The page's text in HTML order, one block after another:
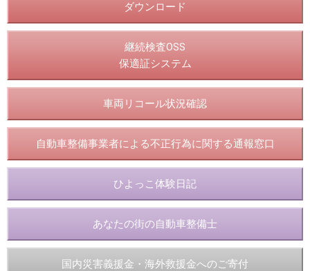
ダウンロード
継続検査OSS
保適証システム
車両リコール状況確認
自動車整備事業者による不正行為に関する通報窓口
ひよっこ体験日記
あなたの街の自動車整備士
国内災害義援金・海外救援金へのご寄付